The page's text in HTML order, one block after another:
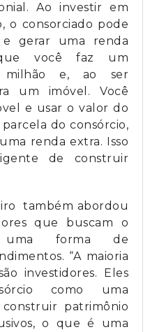
Ao investir em
o consorciado pode
gerar uma renda
que você faz um
e, ao ser
um imóvel. Você
e usar o valor do
do consórcio,
renda extra. Isso
de construir
também abordou
que buscam o
uma forma de
“A maioria
investidores. Eles
como uma
patrimônio
o que é uma